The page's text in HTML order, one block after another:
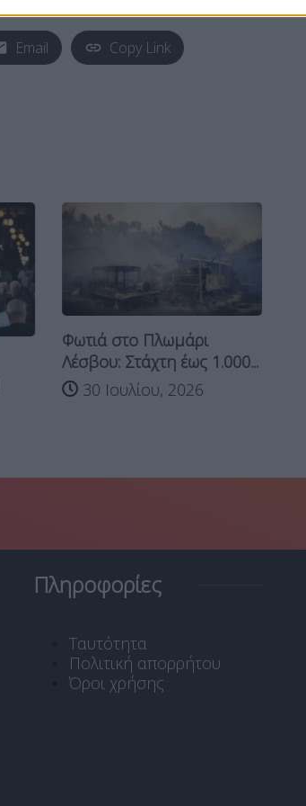
Email Copy Link
Φωτιά στο Πλωμάρι
Λέσβου: Στάχτη έως 1.000...
30 Ιουλίου, 2026
Πληροφορίες
Ταυτότητα
Πολιτική απορρήτου
Όροι χρήσης